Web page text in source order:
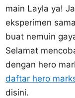
main Layla ya!
eksperimen
buat nemuin
Selamat
dengan hero
daftar hero
disini.